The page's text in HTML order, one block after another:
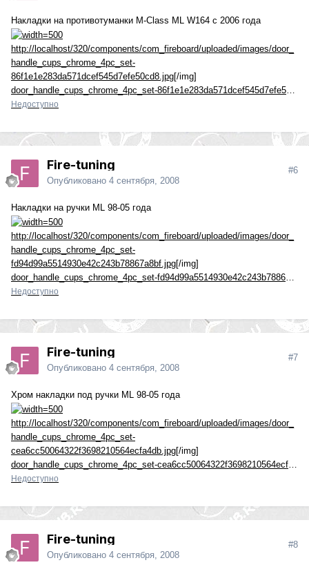
Накладки на противотуманки M-Class ML W164 с 2006 года
http://localhost/320/components/com_fireboard/uploaded/images/door_
handle_cups_chrome_4pc_set-
86f1e1e283da571dcef545d7efe50cd8.jpg[/img]
Недоступно
Fire-tuning
Опубликовано 4 сентября, 2008
#6
Накладки на ручки ML 98-05 года
http://localhost/320/components/com_fireboard/uploaded/images/door_
handle_cups_chrome_4pc_set-
fd94d99a5514930e42c243b78867a8bf.jpg[/img]
Недоступно
Fire-tuning
Опубликовано 4 сентября, 2008
#7
Хром накладки под ручки ML 98-05 года
http://localhost/320/components/com_fireboard/uploaded/images/door_
handle_cups_chrome_4pc_set-
cea6cc50064322f3698210564ecfa4db.jpg[/img]
Недоступно
Fire-tuning
Опубликовано 4 сентября, 2008
#8